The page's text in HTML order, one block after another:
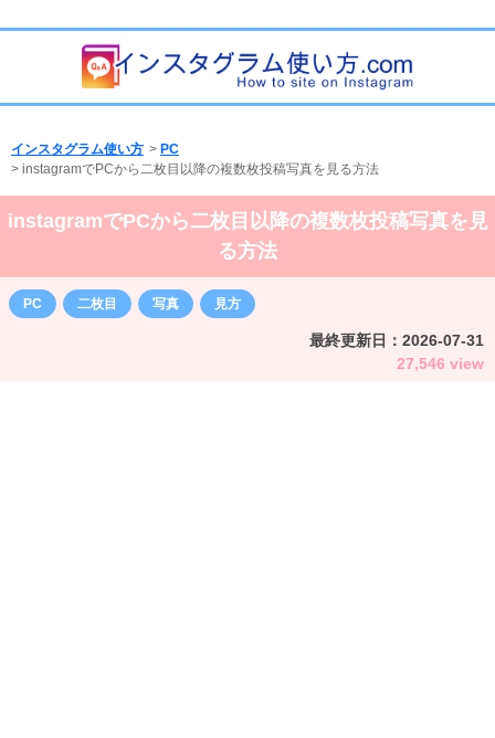
インスタグラム使い方 > PC
> instagramでPCから二枚目以降の複数枚投稿写真を見る方法
instagramでPCから二枚目以降の複数枚投稿写真を見
る方法
PC 二枚目 写真 見方
最終更新日： 2026-07-31
27,546 view